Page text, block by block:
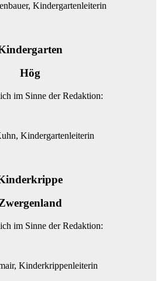
Kindergartenleiterin
Hög
im Sinne der Redaktion:
Kindergartenleiterin
im Sinne der Redaktion:
Kinderkrippenleiterin